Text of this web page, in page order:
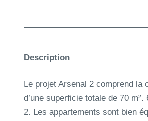
Description
Le projet Arsenal 2 comprend la
d’une superficie totale de 70
2. Les appartements sont bien